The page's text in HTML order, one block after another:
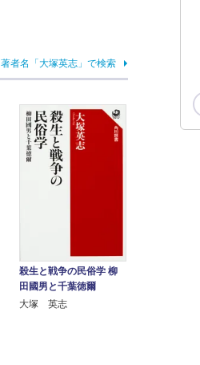
著者名「大塚英志」で検索
殺生と戦争の民俗学 柳
田國男と千葉徳爾
大塚 英志